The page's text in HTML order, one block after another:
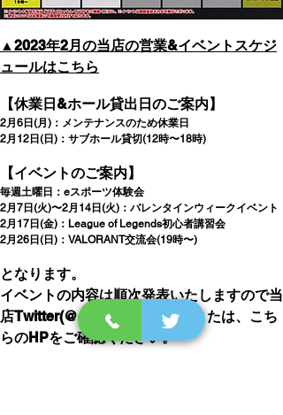
▲2023年2月の当店の営業&イベントスケジ
ュールはこちら
【休業日&ホール貸出日のご案内】
2月6日(月)：メンテナンスのため休業日
2月12日(日)：サブホール貸切(12時〜18時)
【イベントのご案内】
毎週土曜日：eスポーツ体験会
2月7日(火)〜2月14日(火)：バレンタインウィークイベント
2月17日(金)：League of Legends初心者講習会
2月26日(日)：VALORANT交流会(19時〜)
となります。
イベントの内容は順次発表いたしますので当
店Twitter(@e_sportscafeLIG)または、こち
らのHPをご確認ください。